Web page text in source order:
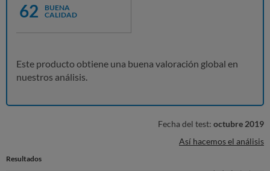
62
BUENA
CALIDAD
Este producto obtiene una buena valoración global en
nuestros análisis.
Fecha del test: octubre 2019
Así hacemos el análisis
Resultados